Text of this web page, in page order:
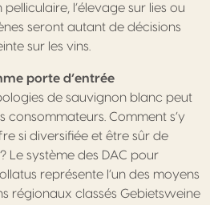
l’élevage sur lies ou
seront autant de décisions
sur les vins.
porte d’entrée
de sauvignon blanc peut
consommateurs. Comment s’y
si diversifiée et être sûr de
Le système des DAC pour
représente l’un des moyens
régionaux classés Gebietsweine